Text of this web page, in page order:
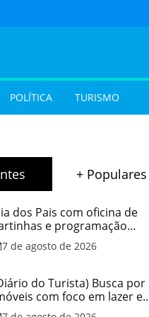
POLÍTICA TURISMO
+ Populares
dos Pais com oficina de
e programação
gratuita em Aparecida
Goiânia
7 de agosto de 2026
do Turista) Busca por
com foco em lazer e
por temporada cresce